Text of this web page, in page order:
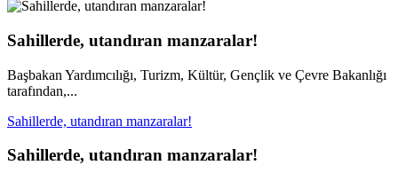
Sahillerde, utandıran manzaralar!
Başbakan Yardımcılığı, Turizm, Kültür, Gençlik ve Çevre Bakanlığı
tarafından,...
Sahillerde, utandıran manzaralar!
Sahillerde, utandıran manzaralar!